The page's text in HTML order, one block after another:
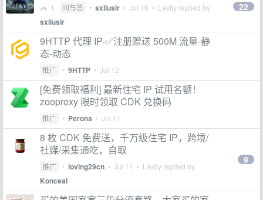
1 问与答 • sxliusir • Jul 16 • Lastly replied by
sxliusir
22
9HTTP 代理 IP-✅注册赠送 500M 流量-静
态-动态
推广 • 9HTTP • Jul 12
[免费领取福利] 最新住宅 IP 试用名额！
zooproxy 限时领取 CDK 兑换码
推广 • Perona • Jul 11
8 枚 CDK 免费送，千万级住宅 IP，跨境/
社媒/采集通吃，自取
推广 • loving29cn • Jul 11 • Lastly replied by
Konceal
9